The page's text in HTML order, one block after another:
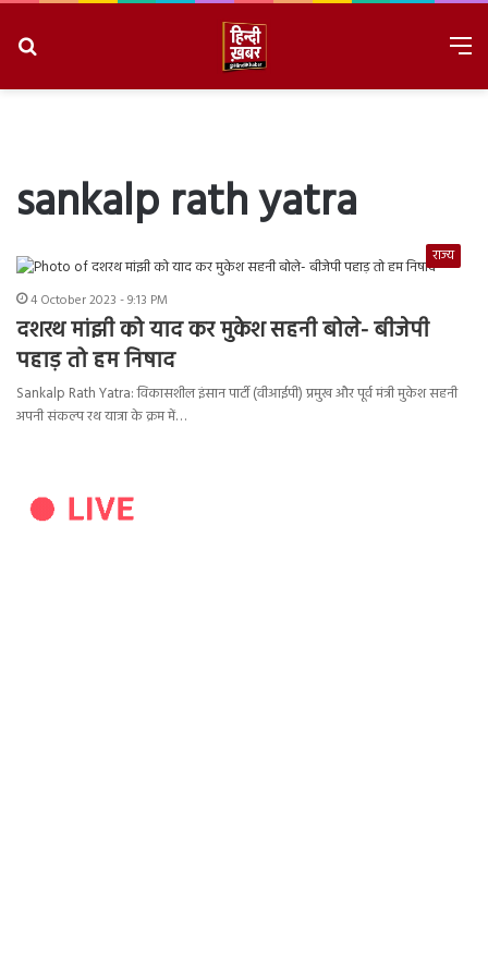
sankalp rath yatra
राज्य
4 October 2023 - 9:13 PM
दशरथ मांझी को याद कर मुकेश सहनी बोले- बीजेपी
पहाड़ तो हम निषाद
Sankalp Rath Yatra: विकासशील इंसान पार्टी (वीआईपी) प्रमुख और पूर्व मंत्री मुकेश सहनी
अपनी संकल्प रथ यात्रा के क्रम में…